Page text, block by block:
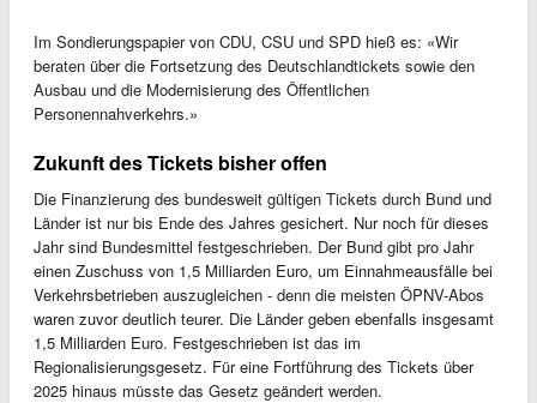
Im Sondierungspapier von CDU, CSU und SPD hieß es: «Wir
beraten über die Fortsetzung des Deutschlandtickets sowie den
Ausbau und die Modernisierung des Öffentlichen
Personennahverkehrs.»
Zukunft des Tickets bisher offen
Die Finanzierung des bundesweit gültigen Tickets durch Bund und
Länder ist nur bis Ende des Jahres gesichert. Nur noch für dieses
Jahr sind Bundesmittel festgeschrieben. Der Bund gibt pro Jahr
einen Zuschuss von 1,5 Milliarden Euro, um Einnahmeausfälle bei
Verkehrsbetrieben auszugleichen - denn die meisten ÖPNV-Abos
waren zuvor deutlich teurer. Die Länder geben ebenfalls insgesamt
1,5 Milliarden Euro. Festgeschrieben ist das im
Regionalisierungsgesetz. Für eine Fortführung des Tickets über
2025 hinaus müsste das Gesetz geändert werden.